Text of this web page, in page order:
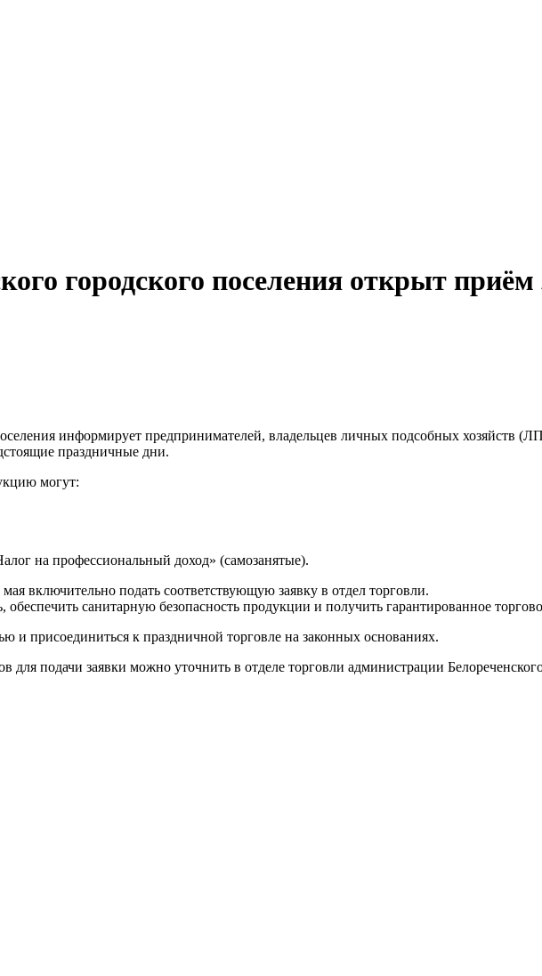
городского поселения открыт приём
информирует предпринимателей, владельцев личных подсобных хозяйств
праздничные дни.
могут:
на профессиональный доход» (самозанятые).
включительно подать соответствующую заявку в отдел торговли.
санитарную безопасность продукции и получить гарантированное
и присоединиться к праздничной торговле на законных основаниях.
подачи заявки можно уточнить в отделе торговли администрации